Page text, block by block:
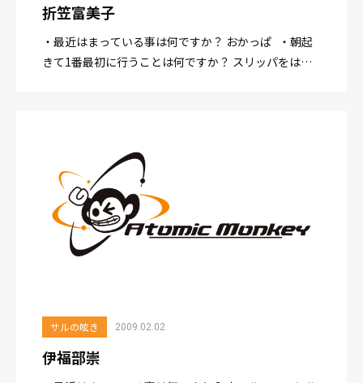
折笠富美子
・最近はまっている事は何ですか？ おかっぱ ・朝起
きて1番最初に行うことは何ですか？ スリッパをは
サルの呟き 2009.02.02
伊福部崇